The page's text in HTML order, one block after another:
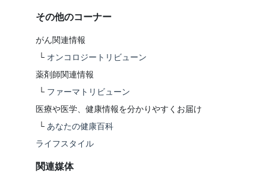
その他のコーナー
がん関連情報
└ オンコロジートリビューン
薬剤師関連情報
└ ファーマトリビューン
医療や医学、健康情報を分かりやすくお届け
└ あなたの健康百科
ライフスタイル
関連媒体